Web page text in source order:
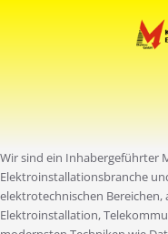
Elektro
Wir sind ein Inhabergeführter
Elektroinstallationsbranche
elektrotechnischen Bereichen,
Elektroinstallation,